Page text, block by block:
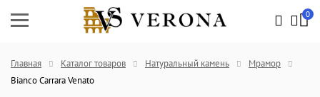
0
Главная Каталог товаров Натуральный камень
Мрамор
Bianco Carrara Venato